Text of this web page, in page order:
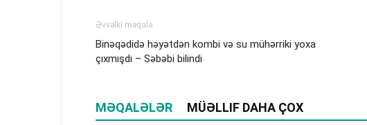
Əvvəlki məqalə
Binəqədidə həyətdən kombi və su mühərriki yoxa
çıxmışdı – Səbəbi bilindi
MƏQALƏLƏR MÜƏLLIF DAHA ÇOX